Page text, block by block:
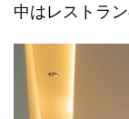
中はレストラ